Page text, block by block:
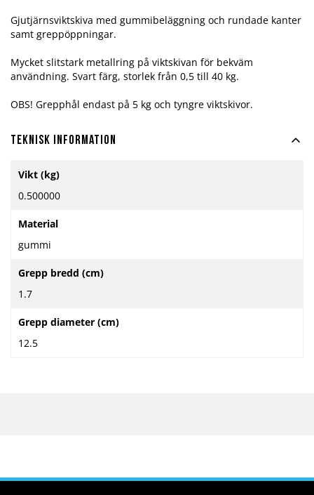
Gjutjärnsviktskiva med gummibeläggning och rundade kanter
samt greppöppningar.
Mycket slitstark metallring på viktskivan för bekväm
användning. Svart färg, storlek från 0,5 till 40 kg.
OBS! Grepphål endast på 5 kg och tyngre viktskivor.
Teknisk information
information
Vikt (kg)
0.500000
Material
gummi
Grepp bredd (cm)
1.7
Grepp diameter (cm)
12.5